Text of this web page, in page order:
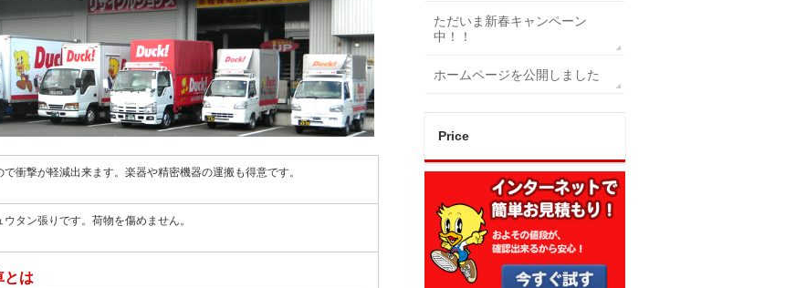
で衝撃が軽減出来ます。楽器や精密機器の運搬も得意です。
タン張りです。荷物を傷めません。
とは
ただいま新春キャンペーン
中！！
ホームページを公開しました
Price